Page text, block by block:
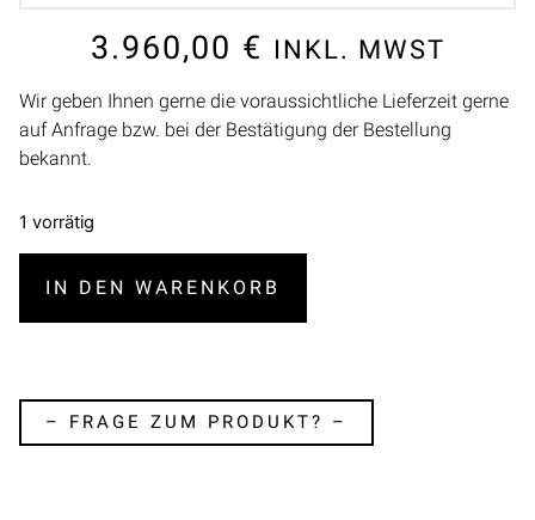
3.960,00 € INKL. MWST
Wir geben Ihnen gerne die voraussichtliche Lieferzeit gerne
auf Anfrage bzw. bei der Bestätigung der Bestellung
bekannt.
1 vorrätig
IN DEN WARENKORB
– FRAGE ZUM PRODUKT? –